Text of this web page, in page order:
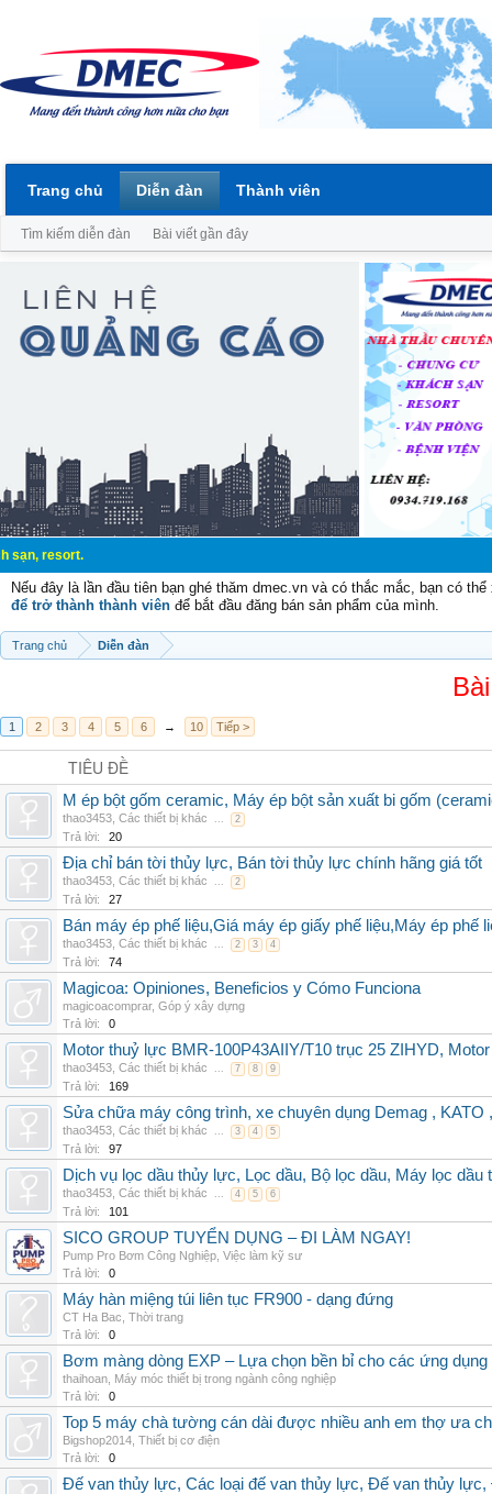
Nếu đây là lần đầu tiên bạn ghé thăm dmec.vn và có thắc mắc, bạn có
để trở thành thành viên để bắt đầu đăng bán sản phẩm của mình.
Trang chủ Diễn đàn
1 2 3 4 5 6 → 10 Tiếp >
TIÊU ĐỀ
M ép bột gốm ceramic, Máy ép bột sản xuất bi gốm
thao3453 Các thiết bị khác ... 2
Trả lời: 20
Địa chỉ bán tời thủy lực, Bán tời thủy lực chính hãng giá tốt
thao3453 Các thiết bị khác ... 2
Trả lời: 27
Bán máy ép phế liệu,Giá máy ép giấy phế liệu,Máy ép phế
thao3453 Các thiết bị khác ... 2 3 4
Trả lời: 74
Magicoa: Opiniones, Beneficios y Cómo Funciona
magicoacomprar, Góp ý xây dựng
Trả lời:
0
Motor thuỷ lực BMR-100P43AIIY/T10 trục 25 ZIHYD,
thao3453 Các thiết bị khác ... 7 8 9
Trả lời: 169
Sửa chữa máy công trình, xe chuyên dụng Demag , KATO
thao3453 Các thiết bị khác ... 3 4 5
Trả lời: 97
Dịch vụ lọc dầu thủy lực, Lọc dầu, Bộ lọc dầu, Máy lọc
thao3453 Các thiết bị khác ... 4 5 6
Trả lời: 101
SICO GROUP TUYỂN DỤNG – ĐI LÀM NGAY!
Pump Pro Bơm Công Nghiệp Việc làm kỹ sư
Trả lời:
0
Máy hàn miệng túi liên tục FR900 - dạng đứng
CT Ha Bac Thời trang
Trả lời:
0
Bơm màng dòng EXP – Lựa chọn bền bỉ cho các ứng
thaihoan Máy móc thiết bị trong ngành công nghiệp
Trả lời:
0
Top 5 máy chà tường cán dài được nhiều anh em thợ ưa
Bigshop2014 Thiết bị cơ điện
Trả lời:
0
Đế van thủy lực, Các loại đế van thủy lực, Đế van thủy
Trang chủ Diễn đàn
Tìm kiếm diễn đàn Bài viết gần đây
Thành viên